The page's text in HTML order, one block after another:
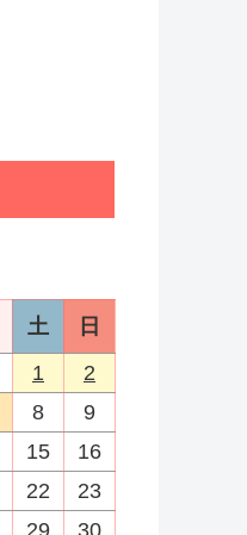
土
日
1
2
8
9
15
16
22
23